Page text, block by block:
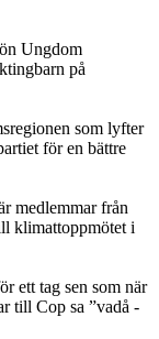
Ungdom
på
som lyfter
för en bättre
medlemmar från
klimattoppmötet i
ett tag sen som när
till Cop sa ”vadå -